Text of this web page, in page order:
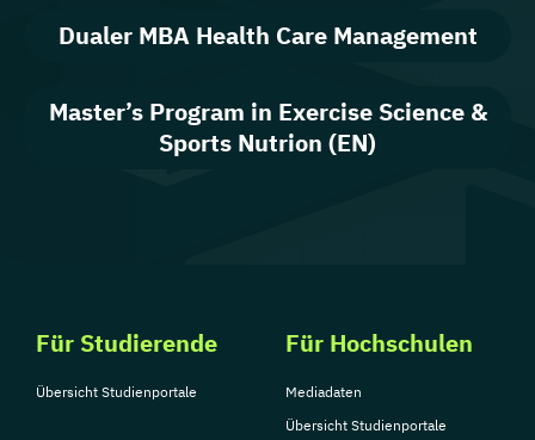
Dualer MBA Health Care Management
Master’s Program in Exercise Science &
Sports Nutrion (EN)
Für Studierende
Übersicht Studienportale
Für Hochschulen
Mediadaten
Übersicht Studienportale